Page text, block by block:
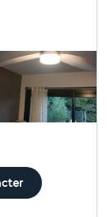
types de
qualité.